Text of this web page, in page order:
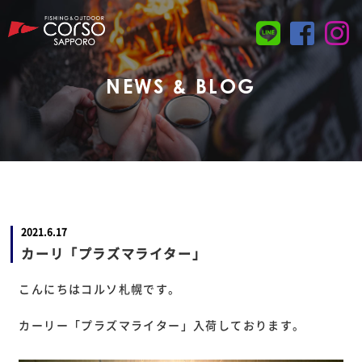
NEWS & BLOG
2021.6.17
カーリ「プラズマライター」
こんにちはコルソ札幌です。
カーリー「プラズマライター」入荷しております。